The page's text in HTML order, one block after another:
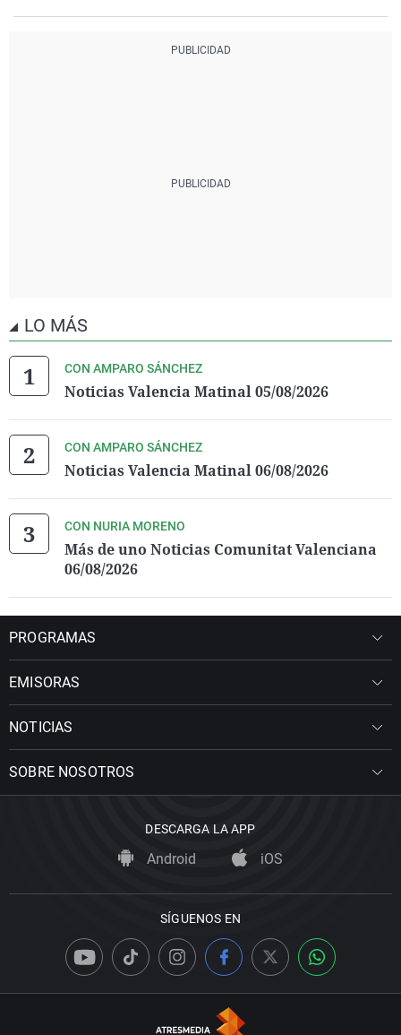
LO MÁS
CON AMPARO SÁNCHEZ
Noticias Valencia Matinal 05/08/2026
CON AMPARO SÁNCHEZ
Noticias Valencia Matinal 06/08/2026
CON NURIA MORENO
Más de uno Noticias Comunitat Valenciana
06/08/2026
PROGRAMAS
EMISORAS
NOTICIAS
SOBRE NOSOTROS
DESCARGA LA APP
Android iOS
SÍGUENOS EN